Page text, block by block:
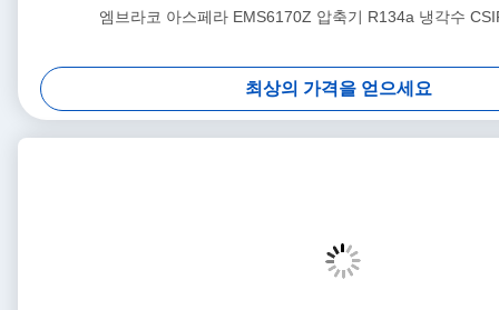
엠브라코 아스페라 EMS6170Z 압축기 R134a 냉각수
최상의 가격을 얻으세요